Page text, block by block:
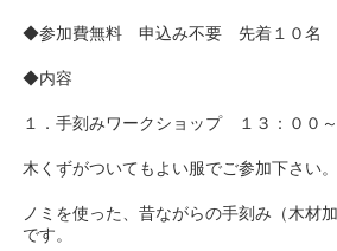
◆参加費無料 申込み不要 先着１０名
◆内容
１．手刻みワークショップ １３：００
木くずがついてもよい服でご参加下さい
ノミを使った、昔ながらの手刻み（木材
です。